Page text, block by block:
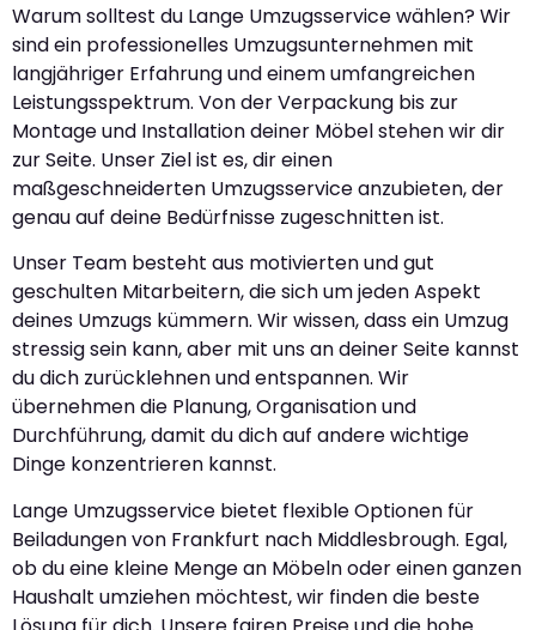
Warum solltest du Lange Umzugsservice wählen? Wir
sind ein professionelles Umzugsunternehmen mit
langjähriger Erfahrung und einem umfangreichen
Leistungsspektrum. Von der Verpackung bis zur
Montage und Installation deiner Möbel stehen wir dir
zur Seite. Unser Ziel ist es, dir einen
maßgeschneiderten Umzugsservice anzubieten, der
genau auf deine Bedürfnisse zugeschnitten ist.
Unser Team besteht aus motivierten und gut
geschulten Mitarbeitern, die sich um jeden Aspekt
deines Umzugs kümmern. Wir wissen, dass ein Umzug
stressig sein kann, aber mit uns an deiner Seite kannst
du dich zurücklehnen und entspannen. Wir
übernehmen die Planung, Organisation und
Durchführung, damit du dich auf andere wichtige
Dinge konzentrieren kannst.
Lange Umzugsservice bietet flexible Optionen für
Beiladungen von Frankfurt nach Middlesbrough. Egal,
ob du eine kleine Menge an Möbeln oder einen ganzen
Haushalt umziehen möchtest, wir finden die beste